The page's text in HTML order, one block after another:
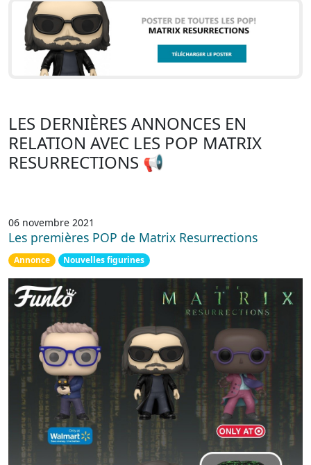
LES DERNIÈRES ANNONCES EN
RELATION AVEC LES POP MATRIX
RESURRECTIONS 📢
06 novembre 2021
Les premières POP de Matrix Resurrections
Annonce Nouvelles figurines